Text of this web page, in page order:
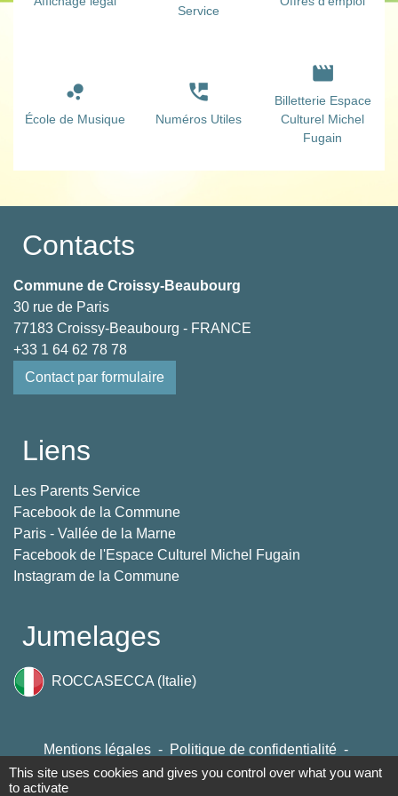
Service
bubble_chart
École de Musique
perm_phone_msg
Numéros Utiles
movie
Billetterie Espace
Culturel Michel
Fugain
Contacts
Commune de Croissy-Beaubourg
30 rue de Paris
77183 Croissy-Beaubourg - FRANCE
+33 1 64 62 78 78
Contact par formulaire
Liens
Les Parents Service
Facebook de la Commune
Paris - Vallée de la Marne
Facebook de l'Espace Culturel Michel Fugain
Instagram de la Commune
Jumelages
ROCCASECCA (Italie)
Mentions légales - Politique de confidentialité -
Accessibilité - Plan du site - Gestion des cookies
This site uses cookies and gives you control over what you want
to activate